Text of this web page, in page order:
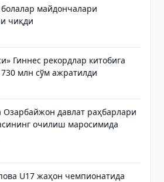
майдончалари
чиқди
Гиннес рекордлар китобига
млн сўм ажратилди
давлат раҳбарлари
очилиш маросимида
U17 жаҳон чемпионатида